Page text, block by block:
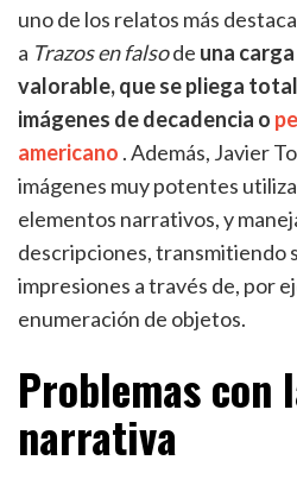
uno de los relatos más
a Trazos en falsode una
valorable, que se pliega
imágenes de decadencia o
americano . Además, Javier
imágenes muy potentes
elementos narrativos, y
descripciones, transmitiendo
impresiones a través de, por
enumeración de objetos.
Problemas
narrativa